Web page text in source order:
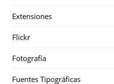
Extensiones
Flickr
Fotografía
Fuentes Tipográficas